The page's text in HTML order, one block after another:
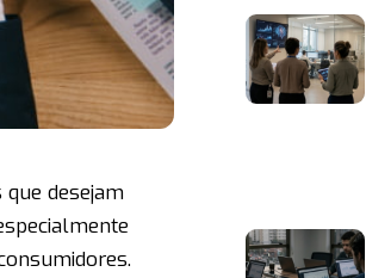
desejam